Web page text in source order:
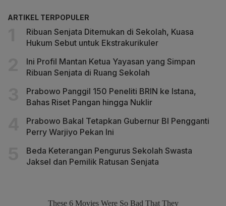
ARTIKEL TERPOPULER
Ribuan Senjata Ditemukan di Sekolah, Kuasa
Hukum Sebut untuk Ekstrakurikuler
Ini Profil Mantan Ketua Yayasan yang Simpan
Ribuan Senjata di Ruang Sekolah
Prabowo Panggil 150 Peneliti BRIN ke Istana,
Bahas Riset Pangan hingga Nuklir
Prabowo Bakal Tetapkan Gubernur BI Pengganti
Perry Warjiyo Pekan Ini
Beda Keterangan Pengurus Sekolah Swasta
Jaksel dan Pemilik Ratusan Senjata